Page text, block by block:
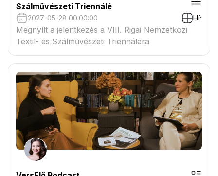
Szálművészeti Triennálé
2027-05-28 00:00:00 Hír
Megnyílt a jelentkezés a VIII. Rigai Nemzetközi
Textil- és Szálművészeti Triennáléra